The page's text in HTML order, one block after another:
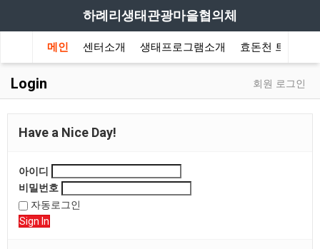
하례리생태관광마을협의체
메인 센터소개 생태프로그램소개 효돈천 트레킹
Login 회원 로그인
Have a Nice Day!
아이디
비밀번호
자동로그인
Sign In